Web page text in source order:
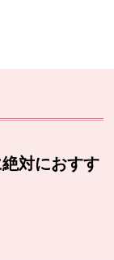
対におすす